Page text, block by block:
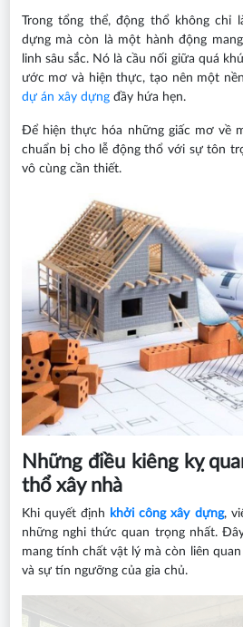
Trong tổng thể, động thổ không chỉ
dựng mà còn là một hành động
linh sâu sắc. Nó là cầu nối giữa quá
ước mơ và hiện thực, tạo nên một
dự án xây dựngđầy hứa hẹn.
Để hiện thực hóa những giấc mơ về
chuẩn bị cho lễ động thổ với sự tôn
vô cùng cần thiết.
Những điều kiêng kỵ
thổ xây nhà
Khi quyết định khởi công xây dựng,
những nghi thức quan trọng nhất.
mang tính chất vật lý mà còn liên
và sự tín ngưỡng của gia chủ.